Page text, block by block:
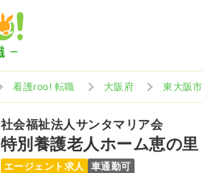
看護roo! 転職 大阪府 東大阪市
社会福祉法人サンタマリア会
特別養護老人ホーム恵の里
エージェント求人 車通勤可